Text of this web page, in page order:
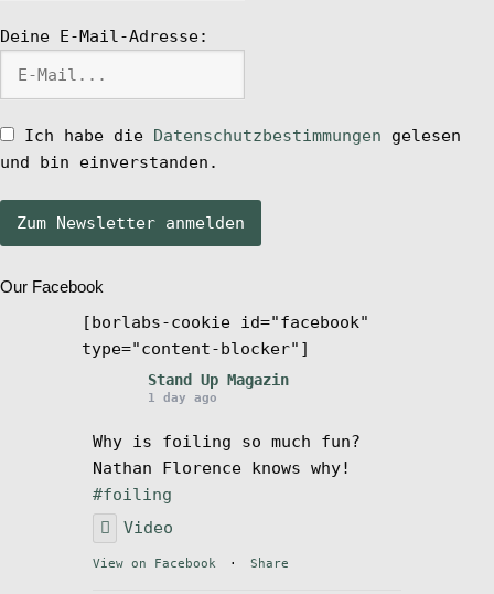
SPOT FINDER
Mein Konto
Deine E-Mail-Adresse:
Ich habe die Datenschutzbestimmungen gelesen
und bin einverstanden.
Our Facebook
[borlabs-cookie id="facebook"
type="content-blocker"]
Stand Up Magazin
1 day ago
Why is foiling so much fun?
Nathan Florence knows why!
#foiling
Video
View on Facebook · Share